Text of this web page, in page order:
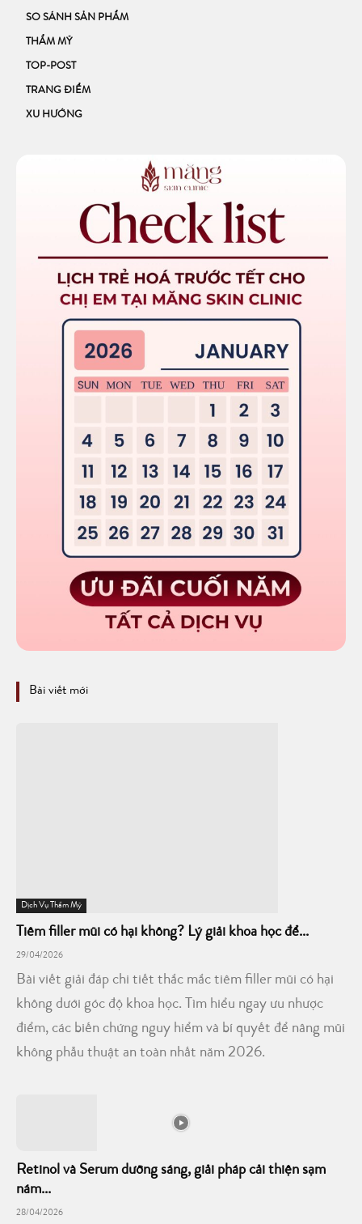
SO SÁNH SẢN PHẨM
THẨM MỸ
TOP-POST
TRANG ĐIỂM
XU HƯỚNG
Bài viết mới
Dịch Vụ Thẩm Mỹ
Tiêm filler mũi có hại không? Lý giải khoa học để...
29/04/2026
Bài viết giải đáp chi tiết thắc mắc tiêm filler mũi có hại
không dưới góc độ khoa học. Tìm hiểu ngay ưu nhược
điểm, các biến chứng nguy hiểm và bí quyết để nâng mũi
không phẫu thuật an toàn nhất năm 2026.
Retinol và Serum dưỡng sáng, giải pháp cải thiện sạm
nám...
28/04/2026